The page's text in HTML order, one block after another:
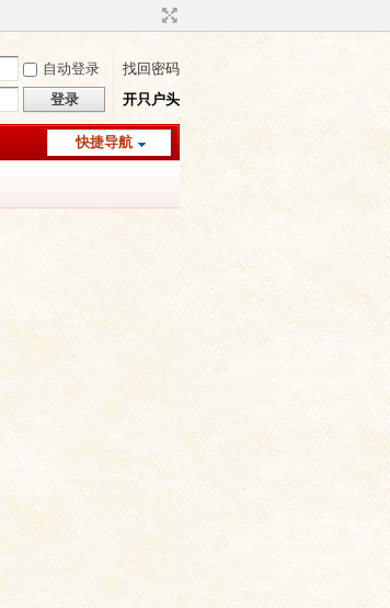
自动登录
找回密码
登录 开只户头
快捷导航